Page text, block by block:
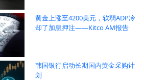
黄金上涨至4200美元，软弱ADP冷
却了加息押注——Kitco AM报告
韩国银行启动长期国内黄金采购计
划